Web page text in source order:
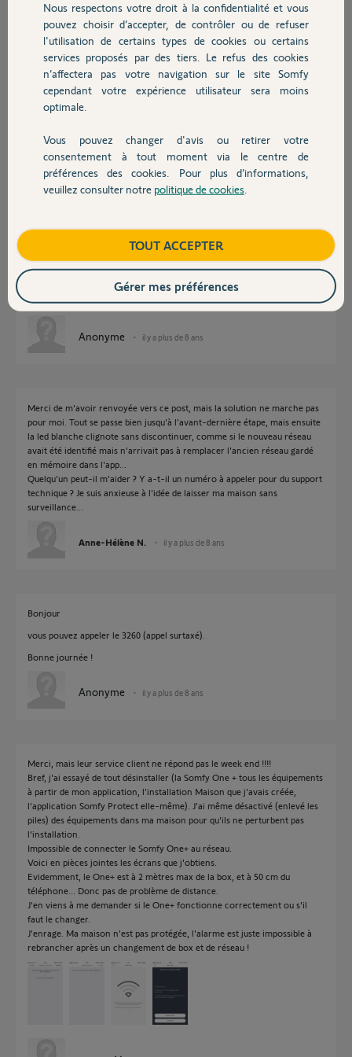
Chauffage
Autres produits
Devis avec un pro
Contact
réseau, mais que l'application sur mon iphone (qui a visiblement
gardé en mémoire l'ancien réseau) l'empêchait ensuite de
fonctionner normalement.
Est-ce que supprimer le Somfy One+ des équipements puis le
réinstaller est une option ?
Merci de votre aide.
il y a plus de 8 ans
Bonsoir
voyez si ce post répond à votre question:
http://forum.somfy.fr/questions/1354745-changer-reseau-wi...
Anonyme il y a plus de 8 ans
Merci de m'avoir renvoyée vers ce post, mais la solution ne marche pas
pour moi. Tout se passe bien jusqu'à l'avant-dernière étape, mais ensuite
la led blanche clignote sans discontinuer, comme si le nouveau réseau
avait été identifié mais n'arrivait pas à remplacer l'ancien réseau gardé
en mémoire dans l'app...
Quelqu'un peut-il m'aider ? Y a-t-il un numéro à appeler pour du support
technique ? Je suis anxieuse à l'idée de laisser ma maison sans
surveillance...
Anne-Hélène N. il y a plus de 8 ans
Bonjour
vous pouvez appeler le 3260 (appel surtaxé).
Bonne journée !
Anonyme il y a plus de 8 ans
Merci, mais leur service client ne répond pas le week end !!!!
Bref, j'ai essayé de tout désinstaller (la Somfy One + tous les équipements
à partir de mon application, l'installation Maison que j'avais créée,
l'application Somfy Protect elle-même). J'ai même désactivé (enlevé les
piles) des équipements dans ma maison pour qu'ils ne perturbent pas
l'installation.
Impossible de connecter le Somfy One+ au réseau.
Voici en pièces jointes les écrans que j'obtiens.
Evidemment, le One+ est à 2 mètres max de la box, et à 50 cm du
téléphone... Donc pas de problème de distance.
J'en viens à me demander si le One+ fonctionne correctement ou s'il
faut le changer.
J'enrage. Ma maison n'est pas protégée, l'alarme est juste impossible à
rebrancher après un changement de box et de réseau !
Nous respectons votre droit à la confidentialité et vous
pouvez choisir d’accepter, de contrôler ou de refuser
l'utilisation de certains types de cookies ou certains
services proposés par des tiers. Le refus des cookies
n’affectera pas votre navigation sur le site Somfy
cependant votre expérience utilisateur sera moins
optimale.
Vous pouvez changer d'avis ou retirer votre
consentement à tout moment via le centre de
préférences des cookies. Pour plus d’informations,
veuillez consulter notre politique de cookies
TOUT ACCEPTER
Gérer mes préférences